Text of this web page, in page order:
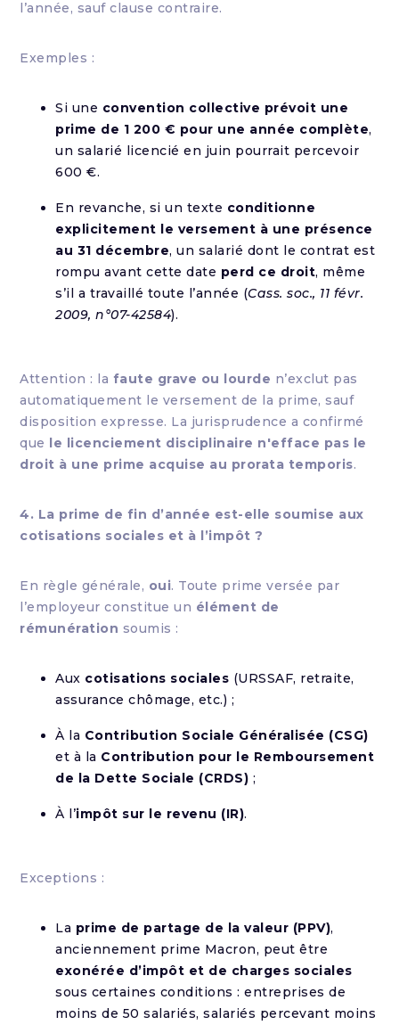
l’année, sauf clause contraire.
Exemples :
Si une convention collective prévoit une
prime de 1 200 € pour une année complète,
un salarié licencié en juin pourrait percevoir
600 €.
En revanche, si un texte conditionne
explicitement le versement à une présence
au 31 décembre, un salarié dont le contrat est
rompu avant cette date perd ce droit, même
s’il a travaillé toute l’année (Cass. soc., 11 févr.
2009, n°07-42584).
Attention : la faute grave ou lourde n’exclut pas
automatiquement le versement de la prime, sauf
disposition expresse. La jurisprudence a confirmé
que le licenciement disciplinaire n'efface pas le
droit à une prime acquise au prorata temporis.
4. La prime de fin d’année est-elle soumise aux
cotisations sociales et à l’impôt ?
En règle générale, oui. Toute prime versée par
l’employeur constitue un élément de
rémunération soumis :
Aux cotisations sociales (URSSAF, retraite,
assurance chômage, etc.) ;
À la Contribution Sociale Généralisée (CSG)
et à la Contribution pour le Remboursement
de la Dette Sociale (CRDS) ;
À l’impôt sur le revenu (IR).
Exceptions :
La prime de partage de la valeur (PPV),
anciennement prime Macron, peut être
exonérée d’impôt et de charges sociales
sous certaines conditions : entreprises de
moins de 50 salariés, salariés percevant moins